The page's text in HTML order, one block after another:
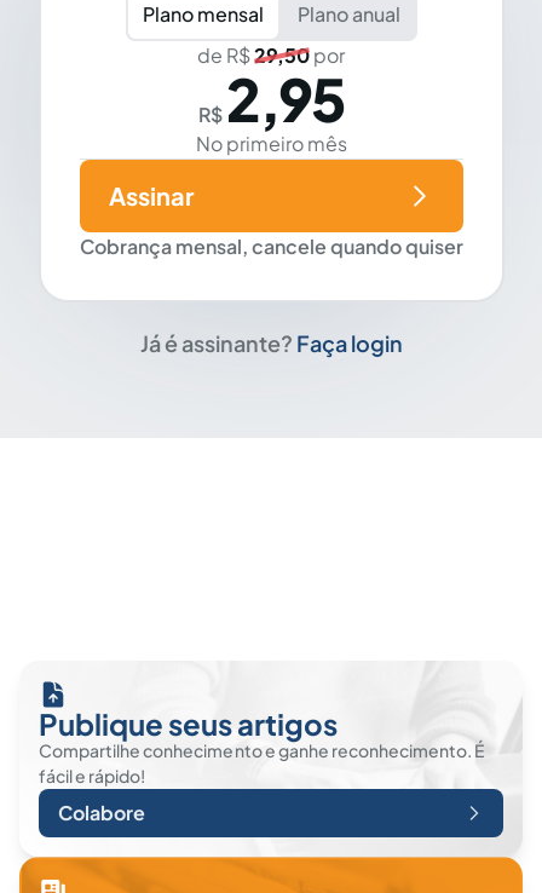
Plano mensal
Plano anual
de R$29,50por
R$ 2,95
No primeiro mês
Cobrança mensal, cancele quando quiser
Assinar
Já é assinante? Faça login
Publique seus artigos
Compartilhe conhecimento e ganhe reconhecimento. É
fácil e rápido!
Colabore